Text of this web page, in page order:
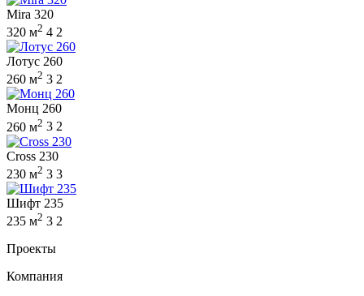
Mira 320
320 м2 4 2
Лотус 260
260 м2 3 2
Монц 260
260 м2 3 2
Cross 230
230 м2 3 3
Шифт 235
235 м2 3 2
Проекты
Компания